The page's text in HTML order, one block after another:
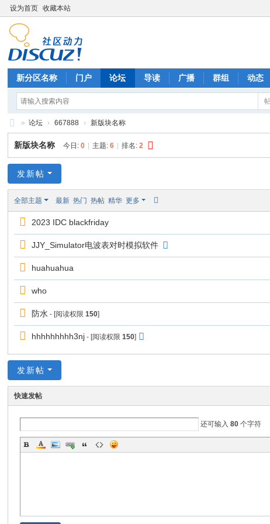
设为首页 收藏本站
新分区名称 门户 论坛 导读 广播 群组 动态
六
六
七
八
» 论坛 › 667888 › 新版块名称
新版块名称 今日:0 主题:6 排名:2
发新帖
全部主题 最新 热门 热帖 精华 更多
2023 IDC blackfriday
JJY_Simulator电波表对时模拟软件
huahuahua
who
防水 - [阅读权限150]
hhhhhhhhh3nj - [阅读权限150]
发新帖
快速发帖
还可输入80 个字符